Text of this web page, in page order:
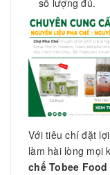
số lượng đủ.
Với tiêu chí đặt
làm hài lòng mọi
chế Tobee Food